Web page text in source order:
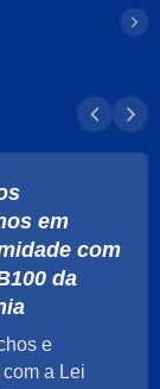
em
com
da
e
a Lei